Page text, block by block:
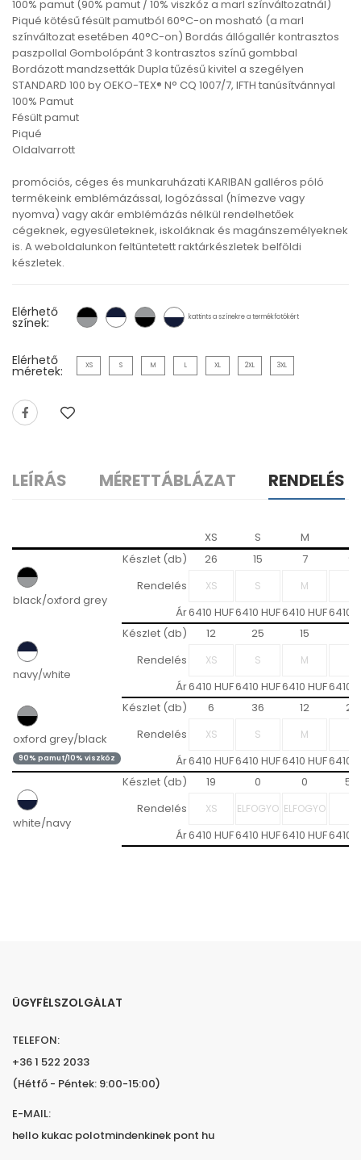
100% pamut (90% pamut / 10% viszkóz a marl színváltozatnál)
Piqué kötésű fésült pamutból 60°C-on mosható (a marl
színváltozat esetében 40°C-on) Bordás állógallér kontrasztos
paszpollal Gombolópánt 3 kontrasztos színű gombbal
Bordázott mandzsetták Dupla tűzésű kivitel a szegélyen
STANDARD 100 by OEKO-TEX® N° CQ 1007/7, IFTH tanúsítvánnyal
100% Pamut
Fésült pamut
Piqué
Oldalvarrott
promóciós, céges és munkaruházati KARIBAN galléros póló
termékeink emblémázással, logózással (hímezve vagy
nyomva) vagy akár emblémázás nélkül rendelhetőek
cégeknek, egyesületeknek, iskoláknak és magánszemélyeknek
is. A weboldalunkon feltüntetett raktárkészletek belföldi
készletek.
Elérhető
színek: kattints a színekre a termékfotókért
Elérhető
méretek: XS S M L XL 2XL 3XL
LEÍRÁS MÉRETTÁBLÁZAT RENDELÉS
XS S M
black/oxford grey
Készlet (db) 26 15 7
Rendelés
Ár6410 HUF6410 HUF6410 HUF6410
navy/white
Készlet (db) 12 25 15
Rendelés
Ár6410 HUF6410 HUF6410 HUF6410
oxford grey/black
90% pamut/10% viszkóz
Készlet (db) 6 36 12
27
Rendelés
Ár6410 HUF6410 HUF6410 HUF6410
white/navy
Készlet (db) 19 0 0
52
Rendelés
Ár6410 HUF6410 HUF6410 HUF6410
ÜGYFÉLSZOLGÁLAT
TELEFON:
+36 1 522 2033
(Hétfő - Péntek: 9:00-15:00)
E-MAIL:
hello kukac polotmindenkinek pont hu